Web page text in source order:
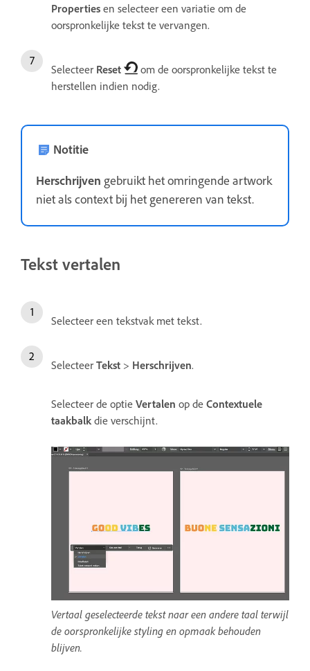
Properties en selecteer een variatie om de
oorspronkelijke tekst te vervangen.
Selecteer Reset
om de oorspronkelijke tekst te
herstellen indien nodig.
Notitie
Herschrijven gebruikt het omringende artwork
niet als context bij het genereren van tekst.
Tekst vertalen
Selecteer een tekstvak met tekst.
Selecteer Tekst > Herschrijven.
Selecteer de optie Vertalen op de Contextuele
taakbalk die verschijnt.
Vertaal geselecteerde tekst naar een andere taal terwijl
de oorspronkelijke styling en opmaak behouden
blijven.